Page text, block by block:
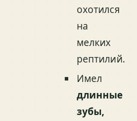
охотился
на
мелких
рептилий.
Имел
длинные
зубы,